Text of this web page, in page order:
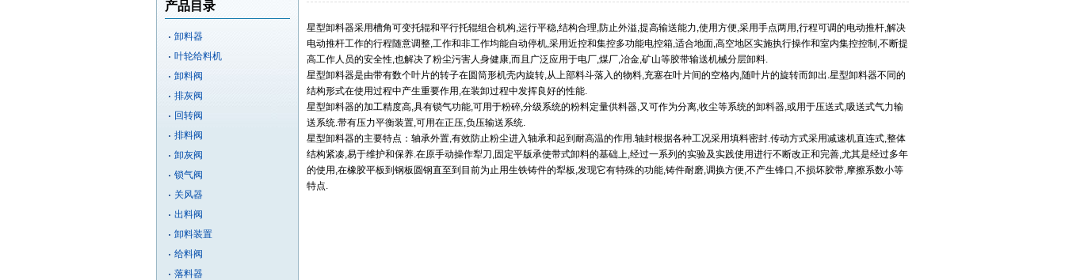
产品目录
卸料器
叶轮给料机
卸料阀
排灰阀
回转阀
排料阀
卸灰阀
锁气阀
关风器
出料阀
卸料装置
给料阀
落料器
星型卸料器采用槽角可变托辊和平行托辊组合机构,运行平稳,结构合理,防止外溢,提高输送能力,使用方便,采用手点两用,行程可调的电动推杆,解决
电动推杆工作的行程随意调整,工作和非工作均能自动停机,采用近控和集控多功能电控箱,适合地面,高空地区实施执行操作和室内集控控制,不断提
高工作人员的安全性,也解决了粉尘污害人身健康,而且广泛应用于电厂,煤厂,冶金,矿山等胶带输送机械分层卸料.
星型卸料器是由带有数个叶片的转子在圆筒形机壳内旋转,从上部料斗落入的物料,充塞在叶片间的空格内,随叶片的旋转而卸出.星型卸料器不同的
结构形式在使用过程中产生重要作用,在装卸过程中发挥良好的性能.
星型卸料器的加工精度高,具有锁气功能,可用于粉碎,分级系统的粉料定量供料器,又可作为分离,收尘等系统的卸料器,或用于压送式,吸送式气力输
送系统.带有压力平衡装置,可用在正压,负压输送系统.
星型卸料器的主要特点：轴承外置,有效防止粉尘进入轴承和起到耐高温的作用.轴封根据各种工况采用填料密封.传动方式采用减速机直连式,整体
结构紧凑,易于维护和保养.在原手动操作犁刀,固定平版承使带式卸料的基础上,经过一系列的实验及实践使用进行不断改正和完善,尤其是经过多年
的使用,在橡胶平板到钢板圆钢直至到目前为止用生铁铸件的犁板,发现它有特殊的功能,铸件耐磨,调换方便,不产生锋口,不损坏胶带,摩擦系数小等
特点.